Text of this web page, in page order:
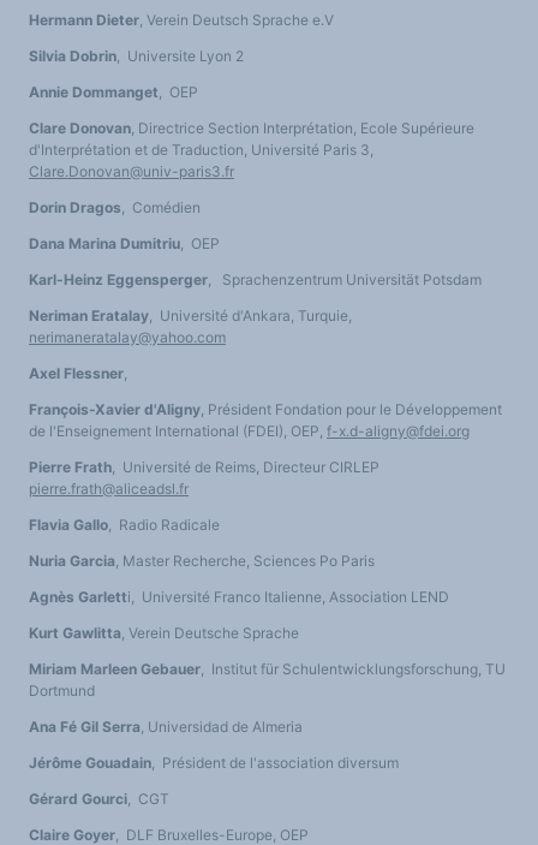
Hermann Dieter, Verein Deutsch Sprache e.V
Silvia Dobrin, Universite Lyon 2
Annie Dommanget, OEP
Clare Donovan, Directrice Section Interprétation, Ecole Supérieure
d'Interprétation et de Traduction, Université Paris 3,
Clare.Donovan@univ-paris3.fr
Dorin Dragos, Comédien
Dana Marina Dumitriu, OEP
Karl-Heinz Eggensperger, Sprachenzentrum Universität Potsdam
Neriman Eratalay, Université d'Ankara, Turquie,
nerimaneratalay@yahoo.com
Axel Flessner,
François-Xavier d'Aligny, Président Fondation pour le Développement
de l'Enseignement International (FDEI), OEP, f-x.d-aligny@fdei.org
Pierre Frath, Université de Reims, Directeur CIRLEP
pierre.frath@aliceadsl.fr
Flavia Gallo, Radio Radicale
Nuria Garcia, Master Recherche, Sciences Po Paris
Agnès Garletti, Université Franco Italienne, Association LEND
Kurt Gawlitta, Verein Deutsche Sprache
Miriam Marleen Gebauer, Institut für Schulentwicklungsforschung, TU
Dortmund
Ana Fé Gil Serra, Universidad de Almeria
Jérôme Gouadain, Président de l'association diversum
Gérard Gourci, CGT
Claire Goyer, DLF Bruxelles-Europe, OEP